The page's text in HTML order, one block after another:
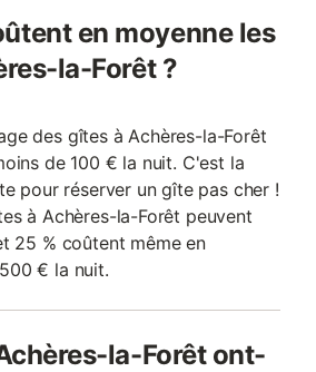
en moyenne les
la-Forêt ?
des gîtes à Achères-la-Forêt
de 100 € la nuit. C'est la
pour réserver un gîte pas cher !
à Achères-la-Forêt peuvent
25 % coûtent même en
€ la nuit.
la-Forêt ont-